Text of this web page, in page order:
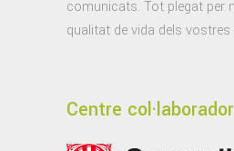
comunicats. Tot plegat per
qualitat de vida dels
Centre col·laborador